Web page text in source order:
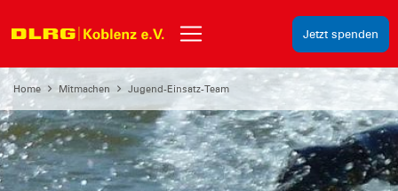
Jetzt spenden
Home Mitmachen Jugend-Einsatz-Team